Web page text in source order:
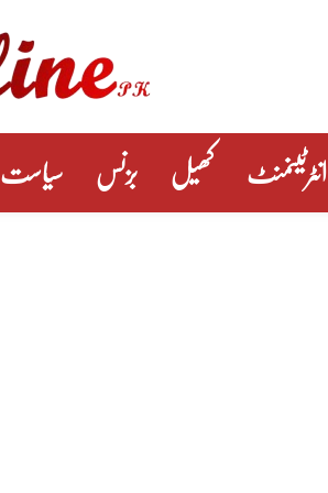
انٹرٹینمنٹ کھیل بزنس سیاست